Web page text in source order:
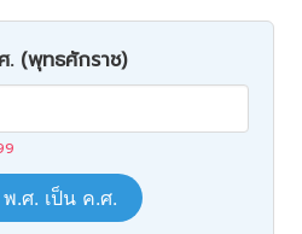
. (พุทธศักราช)
.ศ. เป็น ค.ศ.